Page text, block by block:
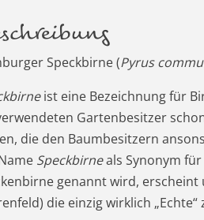
Speckbirne (Pyrus
ist eine Bezeichnung für
Gartenbesitzer
die den Baumbesitzern
Speckbirneals Synonym
genannt wird, erscheint
die einzig wirklich